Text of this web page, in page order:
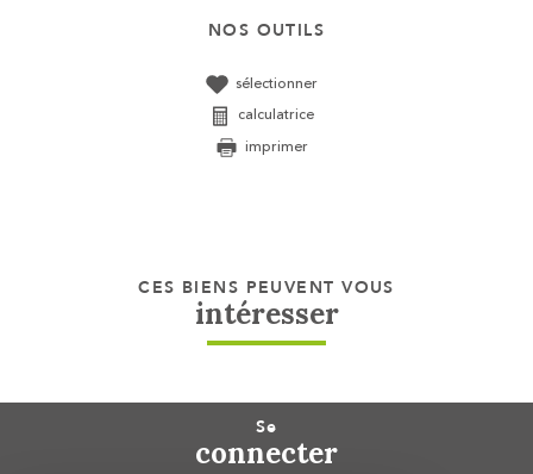
NOS OUTILS
sélectionner
calculatrice
imprimer
CES BIENS PEUVENT VOUS
intéresser
se
connecter